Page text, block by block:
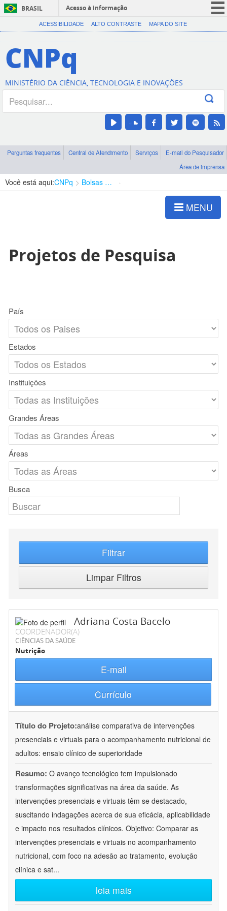
BRASIL
Acesso à informação
CORONAVÍRUS (COVID-19)
Canais
ACESSIBILIDADE ALTO CONTRASTE MAPA DO SITE
CNPq
MINISTÉRIO DA CIÊNCIA, TECNOLOGIA E INOVAÇÕES
Perguntas frequentes Central de Atendimento Serviços
E-mail do Pesquisador
Área de imprensa
Você está aqui:CNPq Bolsas e Auxílios Vigentes
MENU
Projetos de Pesquisa
País
Estados
Instituições
Grandes Áreas
Áreas
Busca
Filtrar
Limpar Filtros
Adriana Costa Bacelo
COORDENADOR(A)
CIÊNCIAS DA SAÚDE
Nutrição
E-mail
Currículo
Título do Projeto:análise comparativa de intervenções
presenciais e virtuais para o acompanhamento nutricional de
adultos: ensaio clínico de superioridade
Resumo: O avanço tecnológico tem impulsionado
transformações significativas na área da saúde. As
intervenções presenciais e virtuais têm se destacado,
suscitando indagações acerca de sua eficácia, aplicabilidade
e impacto nos resultados clínicos. Objetivo: Comparar as
intervenções presenciais e virtuais no acompanhamento
nutricional, com foco na adesão ao tratamento, evolução
clínica e sat...
leia mais